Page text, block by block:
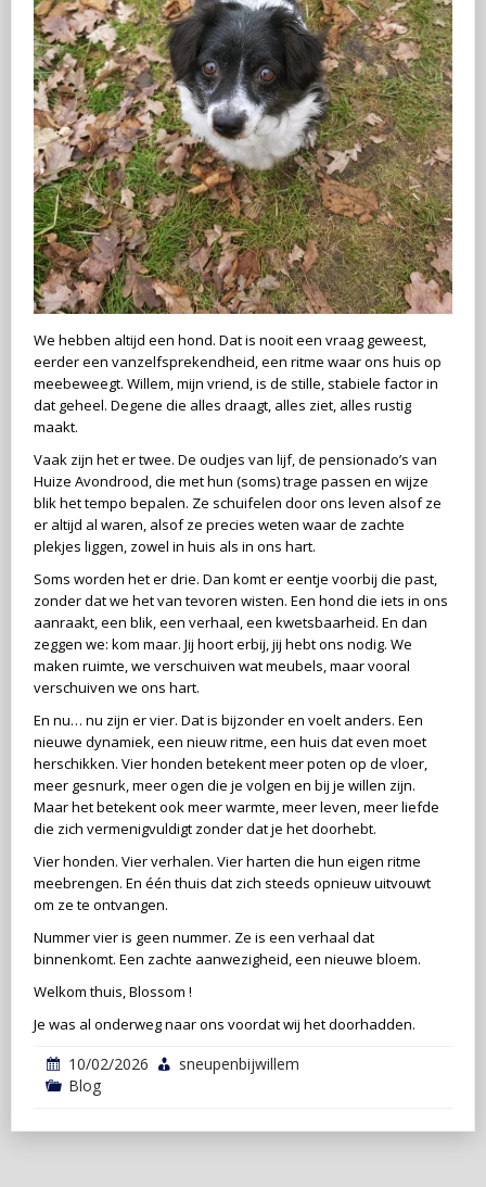
We hebben altijd een hond. Dat is nooit een vraag geweest,
eerder een vanzelfsprekendheid, een ritme waar ons huis op
meebeweegt. Willem, mijn vriend, is de stille, stabiele factor in
dat geheel. Degene die alles draagt, alles ziet, alles rustig
maakt.
Vaak zijn het er twee. De oudjes van lijf, de pensionado’s van
Huize Avondrood, die met hun (soms) trage passen en wijze
blik het tempo bepalen. Ze schuifelen door ons leven alsof ze
er altijd al waren, alsof ze precies weten waar de zachte
plekjes liggen, zowel in huis als in ons hart.
Soms worden het er drie. Dan komt er eentje voorbij die past,
zonder dat we het van tevoren wisten. Een hond die iets in ons
aanraakt, een blik, een verhaal, een kwetsbaarheid. En dan
zeggen we: kom maar. Jij hoort erbij, jij hebt ons nodig. We
maken ruimte, we verschuiven wat meubels, maar vooral
verschuiven we ons hart.
En nu… nu zijn er vier. Dat is bijzonder en voelt anders. Een
nieuwe dynamiek, een nieuw ritme, een huis dat even moet
herschikken. Vier honden betekent meer poten op de vloer,
meer gesnurk, meer ogen die je volgen en bij je willen zijn.
Maar het betekent ook meer warmte, meer leven, meer liefde
die zich vermenigvuldigt zonder dat je het doorhebt.
Vier honden. Vier verhalen. Vier harten die hun eigen ritme
meebrengen. En één thuis dat zich steeds opnieuw uitvouwt
om ze te ontvangen.
Nummer vier is geen nummer. Ze is een verhaal dat
binnenkomt. Een zachte aanwezigheid, een nieuwe bloem.
Welkom thuis, Blossom !
Je was al onderweg naar ons voordat wij het doorhadden.
10/02/2026
sneupenbijwillem
Blog